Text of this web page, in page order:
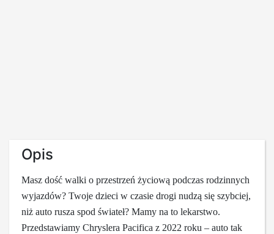
Opis
Masz dość walki o przestrzeń życiową podczas rodzinnych
wyjazdów? Twoje dzieci w czasie drogi nudzą się szybciej,
niż auto rusza spod świateł? Mamy na to lekarstwo.
Przedstawiamy Chryslera Pacifica z 2022 roku – auto tak